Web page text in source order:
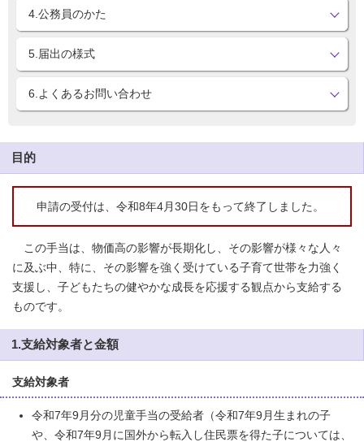
4.公務員のかた
5.届出の様式
6.よくあるお問い合わせ
目的
申請の受付は、令和8年4月30日をもって終了しました。
この手当は、物価高の影響が長期化し、その影響が様々な人々
に及ぶ中、特に、その影響を強く受けている子育て世帯を力強く
支援し、子どもたちの健やかな成長を応援する観点から支給する
ものです。
1.支給対象者と金額
支給対象者
令和7年9月分の児童手当の受給者（令和7年9月生まれの子
や、令和7年9月に国外から転入し住民票を得た子については、